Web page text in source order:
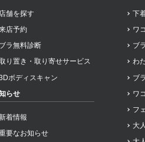
らせ
ェブストア
店舗を探す
店予約
ブラ無料診断
り置き・取り寄せサービス
ボディスキャン
らせ
新着情報
要なお知らせ
下
ワ
ブ
わ
ブ
ワ
フ
大